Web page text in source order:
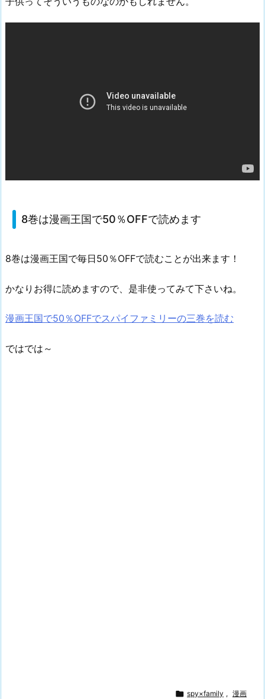
8巻は漫画王国で50％OFFで読めます
8巻は漫画王国で毎日50％OFFで読むことが出来ます！
かなりお得に読めますので、是非使ってみて下さいね。
漫画王国で50％OFFでスパイファミリーの三巻を読む
ではでは～
 spy×family , 漫画